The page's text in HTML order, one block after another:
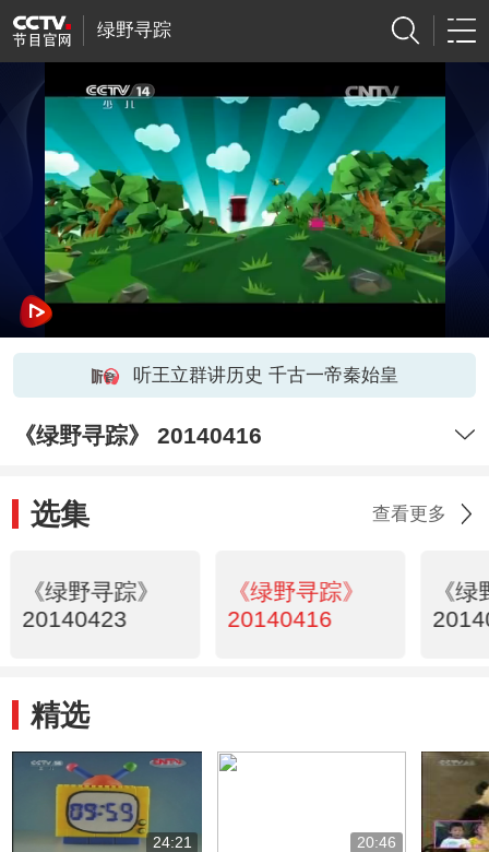
绿野寻踪
听王立群讲历史 千古一帝秦始皇
《绿野寻踪》 20140416
选集 查看更多
《绿野寻踪》
20140423
《绿野寻踪》
20140416
《
精选
24:21 20:46